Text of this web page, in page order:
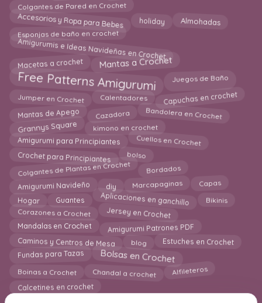
Colgantes de Pared en Crochet
Accesorios y Ropa para Bebes holiday Almohadas
Esponjas de baño en crochet
Amigurumis e Ideas Navideñas en Crochet
Macetas a crochet Mantas a Crochet
Free Patterns Amigurumi Juegos de Baño
Jumper en Crochet Calentadores Capuchas en crochet
Mantas de Apego Cazadora Bandolera en Crochet
Grannys Square kimono en crochet
Amigurumi para Principiantes Cuellos en Crochet
Crochet para Principiantes bolso
Colgantes de Plantas en Crochet Bordados
Amigurumi Navideño diy Marcapaginas Capas
Hogar Guantes Aplicaciones en ganchillo Bikinis
Corazones a Crochet Jersey en Crochet
Mandalas en Crochet Amigurumi Patrones PDF
Caminos y Centros de Mesa blog Estuches en Crochet
Fundas para Tazas Bolsas en Crochet
Boinas a Crochet Chandal a crochet Alfileteros
Calcetines en crochet